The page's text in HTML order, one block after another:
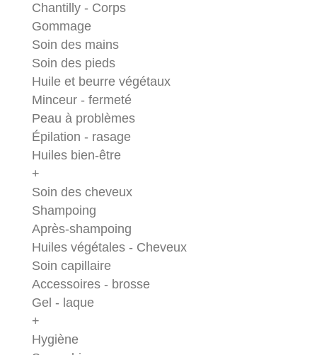
Chantilly - Corps
Gommage
Soin des mains
Soin des pieds
Huile et beurre végétaux
Minceur - fermeté
Peau à problèmes
Épilation - rasage
Huiles bien-être
+
Soin des cheveux
Shampoing
Après-shampoing
Huiles végétales - Cheveux
Soin capillaire
Accessoires - brosse
Gel - laque
+
Hygiène